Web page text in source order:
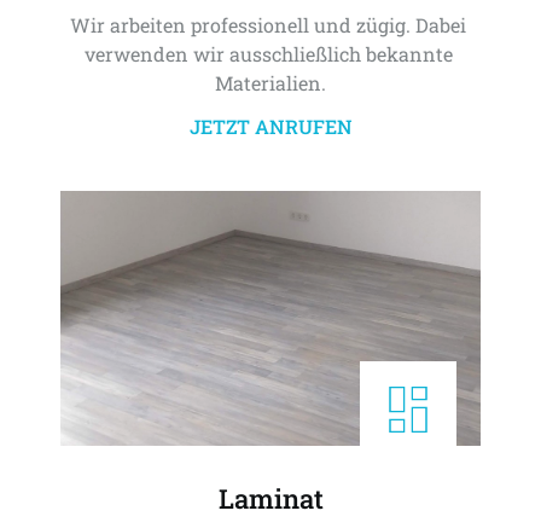
Wir arbeiten professionell und zügig. Dabei
verwenden wir ausschließlich bekannte
Materialien.
JETZT ANRUFEN
Laminat